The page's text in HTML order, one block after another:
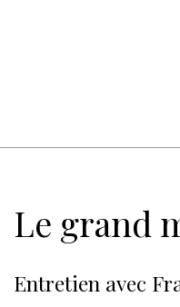
Le grand
Entretien avec